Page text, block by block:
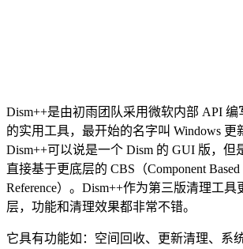
Dism++是由初雨团队采用微软内部 API
的实用工具，最开始的名字叫 Windows 更
Dism++可以说是一个 Dism 的 GUI 版，但
直接基于更底层的 CBS（Component Based
Reference）。Dism++作为第三版清理工
层，功能和清理效果都非常不错。
它具有功能如：空间回收、更新清理、系